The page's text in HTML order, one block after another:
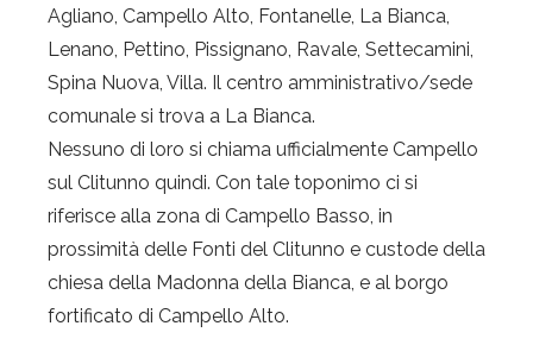
Agliano, Campello Alto, Fontanelle, La Bianca,
Lenano, Pettino, Pissignano, Ravale, Settecamini,
Spina Nuova, Villa. Il centro amministrativo/sede
comunale si trova a La Bianca.
Nessuno di loro si chiama ufficialmente Campello
sul Clitunno quindi. Con tale toponimo ci si
riferisce alla zona di Campello Basso, in
prossimità delle Fonti del Clitunno e custode della
chiesa della Madonna della Bianca, e al borgo
fortificato di Campello Alto.